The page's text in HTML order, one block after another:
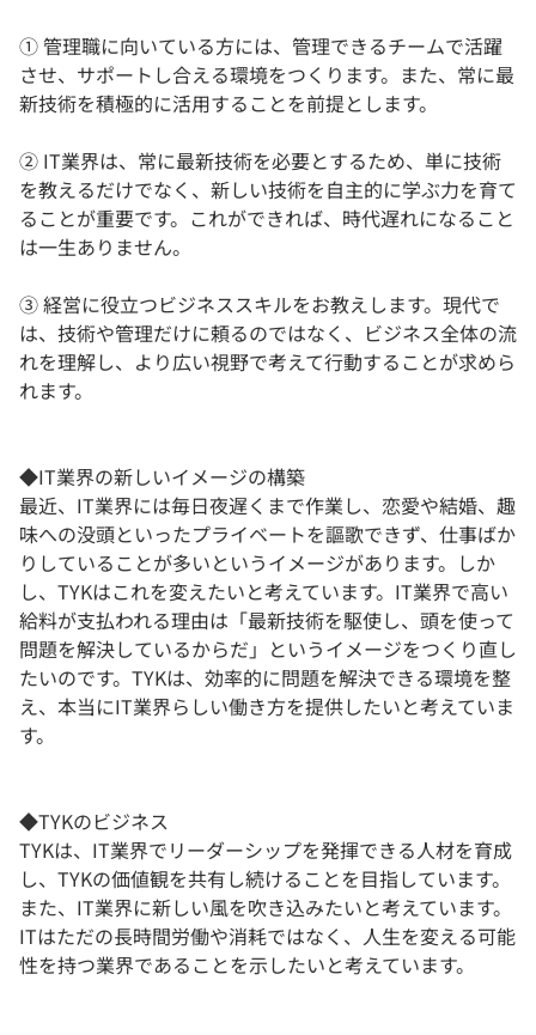
① 管理職に向いている方には、管理できるチームで活躍
させ、サポートし合える環境をつくります。また、常に最
新技術を積極的に活用することを前提とします。
② IT業界は、常に最新技術を必要とするため、単に技術
を教えるだけでなく、新しい技術を自主的に学ぶ力を育て
ることが重要です。これができれば、時代遅れになること
は一生ありません。
③ 経営に役立つビジネススキルをお教えします。現代で
は、技術や管理だけに頼るのではなく、ビジネス全体の流
れを理解し、より広い視野で考えて行動することが求めら
れます。
◆IT業界の新しいイメージの構築
最近、IT業界には毎日夜遅くまで作業し、恋愛や結婚、趣
味への没頭といったプライベートを謳歌できず、仕事ばか
りしていることが多いというイメージがあります。しか
し、TYKはこれを変えたいと考えています。IT業界で高い
給料が支払われる理由は「最新技術を駆使し、頭を使って
問題を解決しているからだ」というイメージをつくり直し
たいのです。TYKは、効率的に問題を解決できる環境を整
え、本当にIT業界らしい働き方を提供したいと考えていま
す。
◆TYKのビジネス
TYKは、IT業界でリーダーシップを発揮できる人材を育成
し、TYKの価値観を共有し続けることを目指しています。
また、IT業界に新しい風を吹き込みたいと考えています。
ITはただの長時間労働や消耗ではなく、人生を変える可能
性を持つ業界であることを示したいと考えています。